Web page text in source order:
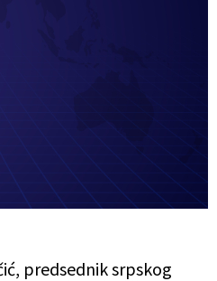
predsednik srpskog